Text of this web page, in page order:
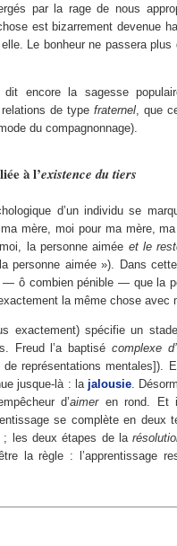
par la rage de nous
est bizarrement devenue
Le bonheur ne passera
encore la sagesse
de type fraternel, que
du compagnonnage).
à l’existence du tiers
d’un individu se
mère, moi pour ma mère,
la personne aimée et le
personne aimée »). Dans
ô combien pénible — que la
la même chose avec
exactement) spécifie un
Freud l’a baptisécomplexe
de représentations mentales]).
jusque-là : la jalousie.
d’aimeren rond. Et
se complète en deux
; les deux étapes de la
la règle : l’apprentissage